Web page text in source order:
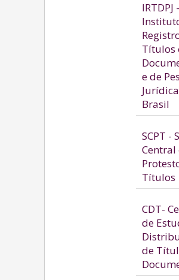
IRTDPJ -
Títulos
e de
Brasil
SCPT -
Central
Títulos
CDT-
de
de